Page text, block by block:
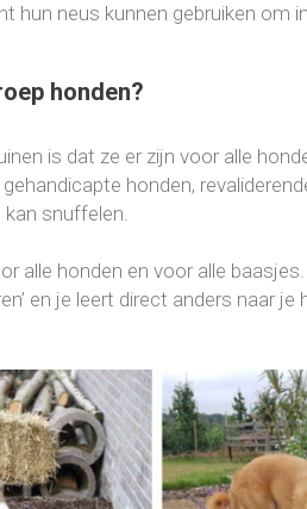
hun neus kunnen gebruiken om
honden?
is dat ze er zijn voor alle
honden,
kan snuffelen.
alle honden en voor alle
en je leert direct anders naar